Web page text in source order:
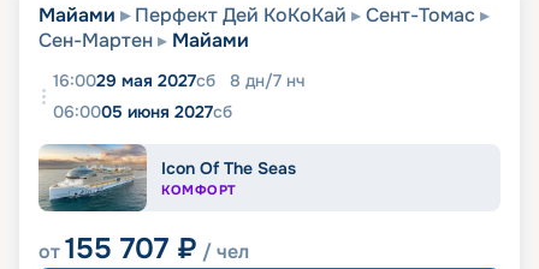
Майами Перфект Дей КоКоКай
Сент-Томас
Сен-Мартен
Майами
16:0029 мая 2027сб 8 дн/7 нч
06:0005 июня 2027сб
Icon Of The Seas
КОМФОРТ
от155 707 ₽ / чел